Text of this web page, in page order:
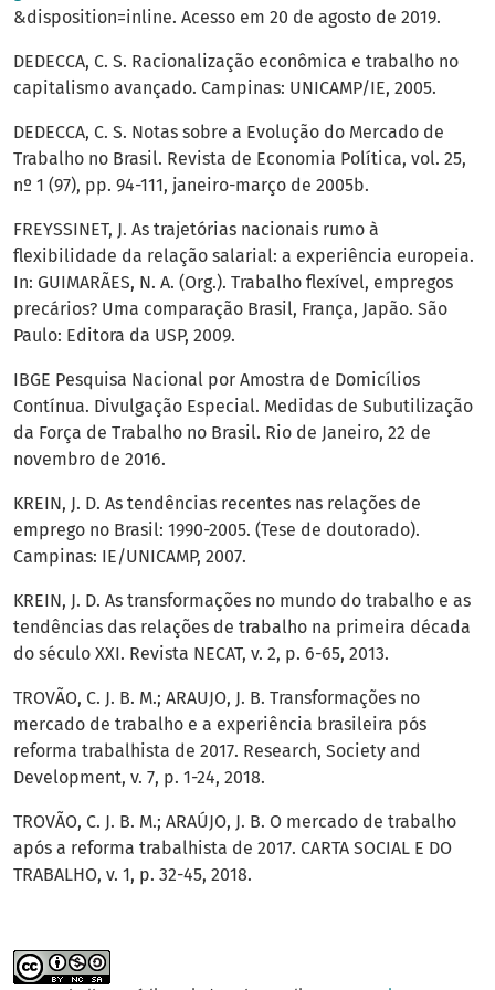
&disposition=inline. Acesso em 20 de agosto de 2019.
DEDECCA, C. S. Racionalização econômica e trabalho no
capitalismo avançado. Campinas: UNICAMP/IE, 2005.
DEDECCA, C. S. Notas sobre a Evolução do Mercado de
Trabalho no Brasil. Revista de Economia Política, vol. 25,
nº 1 (97), pp. 94-111, janeiro-março de 2005b.
FREYSSINET, J. As trajetórias nacionais rumo à
flexibilidade da relação salarial: a experiência europeia.
In: GUIMARÃES, N. A. (Org.). Trabalho flexível, empregos
precários? Uma comparação Brasil, França, Japão. São
Paulo: Editora da USP, 2009.
IBGE Pesquisa Nacional por Amostra de Domicílios
Contínua. Divulgação Especial. Medidas de Subutilização
da Força de Trabalho no Brasil. Rio de Janeiro, 22 de
novembro de 2016.
KREIN, J. D. As tendências recentes nas relações de
emprego no Brasil: 1990-2005. (Tese de doutorado).
Campinas: IE/UNICAMP, 2007.
KREIN, J. D. As transformações no mundo do trabalho e as
tendências das relações de trabalho na primeira década
do século XXI. Revista NECAT, v. 2, p. 6-65, 2013.
TROVÃO, C. J. B. M.; ARAUJO, J. B. Transformações no
mercado de trabalho e a experiência brasileira pós
reforma trabalhista de 2017. Research, Society and
Development, v. 7, p. 1-24, 2018.
TROVÃO, C. J. B. M.; ARAÚJO, J. B. O mercado de trabalho
após a reforma trabalhista de 2017. CARTA SOCIAL E DO
TRABALHO, v. 1, p. 32-45, 2018.